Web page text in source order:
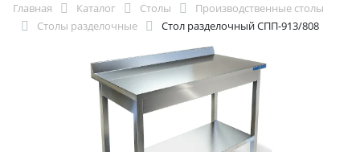
Главная Каталог Столы
Производственные столы
Столы разделочные
Стол разделочный СПП-913/808